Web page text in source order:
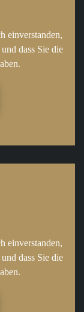
einverstanden,
dass Sie die
einverstanden,
dass Sie die